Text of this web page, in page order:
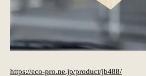
https://eco-pro.ne.jp/product/jb488/